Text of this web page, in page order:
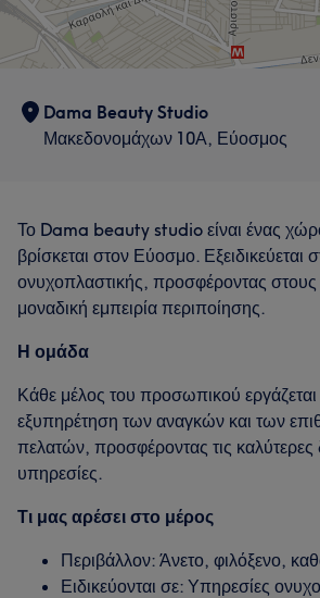
Dama Beauty Studio
Μακεδονομάχων 10Α, Εύοσμος
Το Dama beauty studio είναι ένας
βρίσκεται στον Εύοσμο. Εξειδικεύεται
ονυχοπλαστικής, προσφέροντας στους
μοναδική εμπειρία περιποίησης.
Η ομάδα
Κάθε μέλος του προσωπικού
εξυπηρέτηση των αναγκών και των
πελατών, προσφέροντας τις καλύτερες
υπηρεσίες.
Τι μας αρέσει στο μέρος
Περιβάλλον: Άνετο, φιλόξενο,
Ειδικεύονται σε: Υπηρεσίες